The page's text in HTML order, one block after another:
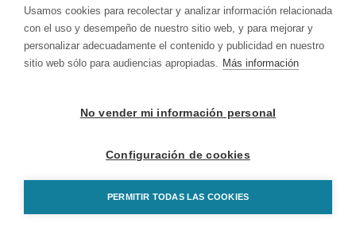
Usamos cookies para recolectar y analizar información relacionada
con el uso y desempeño de nuestro sitio web, y para mejorar y
personalizar adecuadamente el contenido y publicidad en nuestro
sitio web sólo para audiencias apropiadas. Más información
No vender mi información personal
Configuración de cookies
PERMITIR TODAS LAS COOKIES